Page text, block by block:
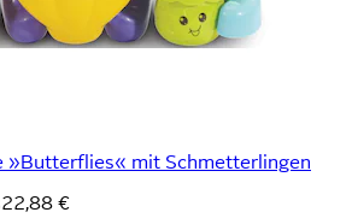
»Butterflies« mit Schmetterlingen
22,88 €